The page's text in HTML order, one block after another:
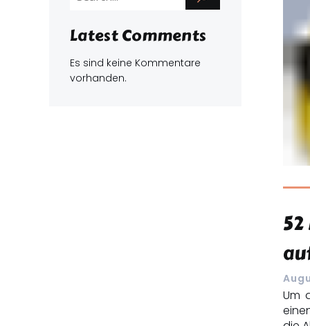
Latest Comments
Es sind keine Kommentare
vorhanden.
Um